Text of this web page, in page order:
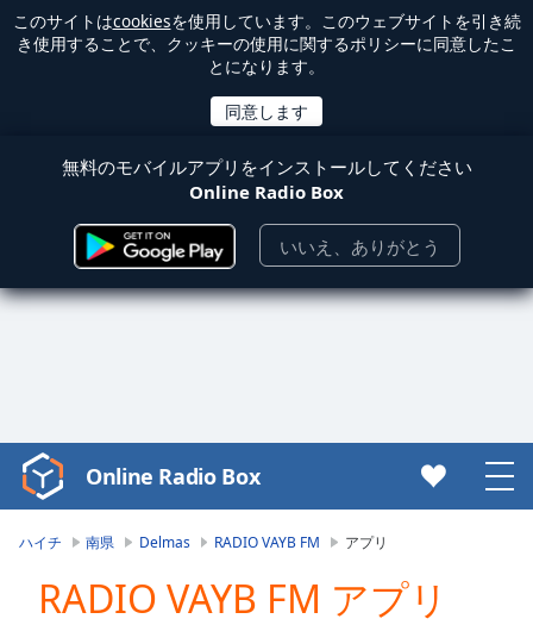
このサイトはcookiesを使用しています。このウェブサイトを引き続
き使用することで、クッキーの使用に関するポリシーに同意したこ
とになります。
無料のモバイルアプリをインストールしてください
Online Radio Box
いいえ、ありがとう
Video
Player
Video
Online Radio Box
ハイチ 南県 Delmas RADIO VAYB FM アプリ
RADIO VAYB FM アプリ